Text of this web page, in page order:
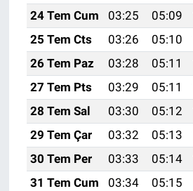
24 Tem Cum
03:25 05:09
25 Tem Cts
03:26 05:10
26 Tem Paz
03:28 05:11
27 Tem Pts
03:29 05:11
28 Tem Sal
03:30 05:12
29 Tem Çar
03:32 05:13
30 Tem Per
03:33 05:14
31 Tem Cum
03:34 05:15